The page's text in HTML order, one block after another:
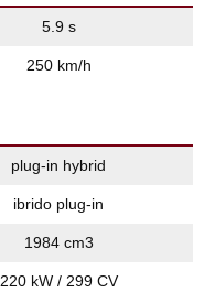
5.9 s
250 km/h
plug-in hybrid
ibrido plug-in
1984 cm3
220 kW / 299 CV